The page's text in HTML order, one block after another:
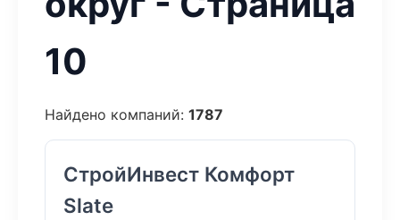
10
Найдено компаний: 1787
СтройИнвест Комфорт
Slate